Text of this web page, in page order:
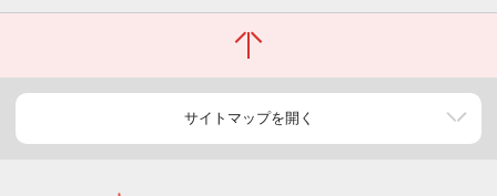
サイトマップを開く